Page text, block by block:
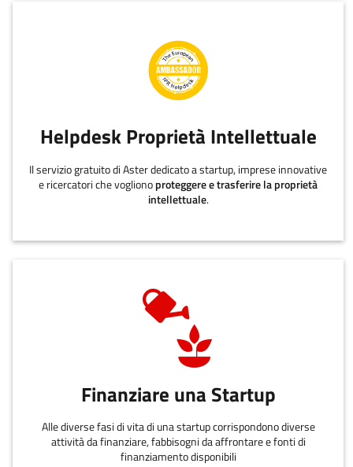
Helpdesk Proprietà Intellettuale
Il servizio gratuito di Aster dedicato a startup, imprese innovative
e ricercatori che voglionoproteggere e trasferire la proprietà
intellettuale.
Finanziare una Startup
Alle diverse fasi di vita di una startup corrispondono diverse
attività da finanziare, fabbisogni da affrontare e fonti di
finanziamento disponibili